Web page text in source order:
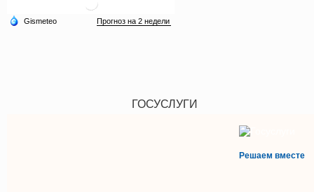
ГОСУСЛУГИ
Решаем вместе